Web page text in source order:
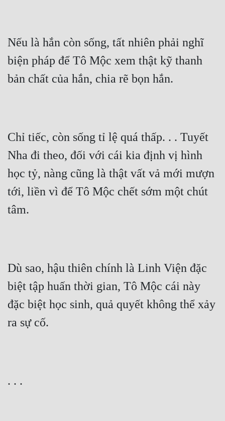
Nếu là hắn còn sống, tất nhiên phải nghĩ
biện pháp để Tô Mộc xem thật kỹ thanh
bản chất của hắn, chia rẽ bọn hắn.
Chỉ tiếc, còn sống tỉ lệ quá thấp. . . Tuyết
Nha đi theo, đối với cái kia định vị hình
học tỷ, nàng cũng là thật vất vả mới mượn
tới, liền vì để Tô Mộc chết sớm một chút
tâm.
Dù sao, hậu thiên chính là Linh Viện đặc
biệt tập huấn thời gian, Tô Mộc cái này
đặc biệt học sinh, quả quyết không thể xảy
ra sự cố.
. . .